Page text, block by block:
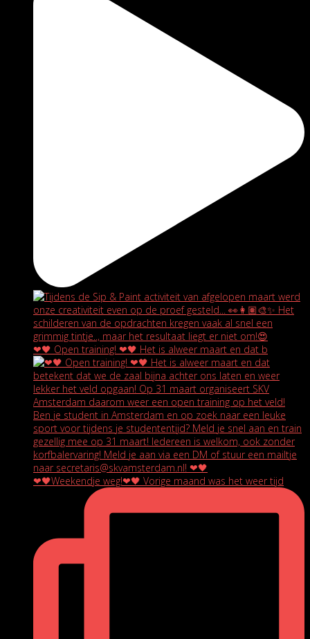
❤🖤 Open training! ❤🖤 Het is alweer maart en dat b
❤🖤Weekendje weg!❤🖤 Vorige maand was het weer tijd